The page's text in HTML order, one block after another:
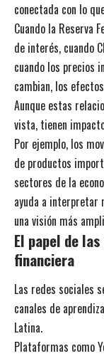
conectada con lo
Cuando la Reserva
de interés, cuando
cuando los precios
cambian, los
Aunque estas
vista, tienen
Por ejemplo, los
de productos
sectores de la
ayuda a interpretar
una visión más
El papel de
financiera
Las redes sociales
canales de
Latina.
Plataformas como